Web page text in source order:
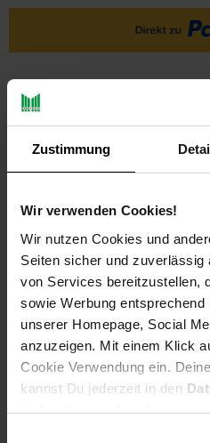
Zustimmung
Wir verwenden Cookies!
Wir nutzen Cookies und
Seiten sicher und zuverlässig
von Services bereitzustellen,
sowie Werbung
unserer Homepage, Social
anzuzeigen. Mit einem Klick
Cookie Verwendung ein.
kannst Du jederzeit in den
ändern bzw. widerrufen.
Ja, ich möchte ein Altgerät
PAYBACK
Payback Punkte